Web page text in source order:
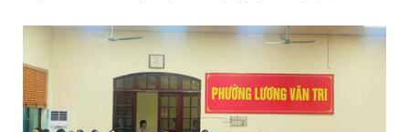
Đảng khoá XIV